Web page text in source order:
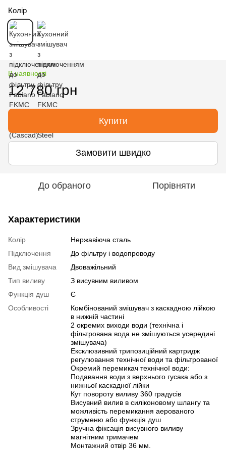
Колір
В наявності
12 780 грн
Купити
Замовити швидко
До обраного Порівняти
Характеристики
Колір
Нержавіюча сталь
Підключення
До фільтру і водопроводу
Вид змішувача
Двоважільний
Тип виливу
З висувним виливом
Функція душ
Є
Особливості
Комбінований змішувач з каскадною лійкою
в нижній частині
2 окремих виходи води (технічна і
фільтрована вода не змішуються усередині
змішувача)
Ексклюзивний трипозиційний картридж
регулювання технічної води та фільтрованої
Окремий перемикач технічної води:
Подавання води з верхнього гусака або з
нижньої каскадної лійки
Кут повороту виливу 360 градусів
Висувний вилив в силіконовому шлангу та
можливість перемикання аерованого
струменю або функція душ
Зручна фіксація висувного виливу
магнітним тримачем
Монтажний отвір 36 мм.